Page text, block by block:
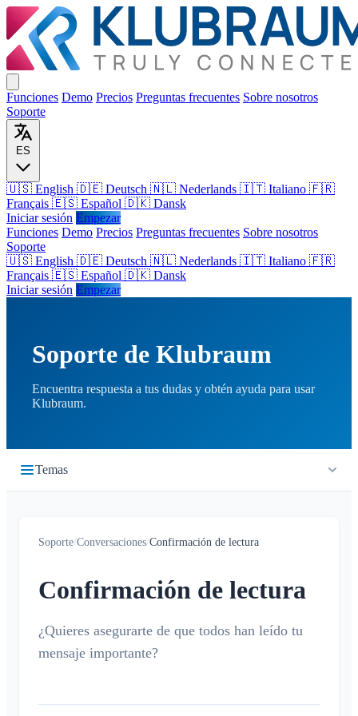
Funciones Demo Precios Preguntas frecuentes Sobre nosotros
Soporte
ES
🇺🇸 English 🇩🇪 Deutsch 🇳🇱 Nederlands 🇮🇹 Italiano 🇫🇷
Français 🇪🇸 Español 🇩🇰 Dansk
Iniciar sesión Empezar
Funciones Demo Precios Preguntas frecuentes Sobre nosotros
Soporte
🇺🇸 English 🇩🇪 Deutsch 🇳🇱 Nederlands 🇮🇹 Italiano 🇫🇷
Français 🇪🇸 Español 🇩🇰 Dansk
Iniciar sesión Empezar
Soporte de Klubraum
Encuentra respuesta a tus dudas y obtén ayuda para usar
Klubraum.
Temas
Unirse a un Klubraum
Nuevo Klubraum
Consejos para usar la app
Niños en Klubraum
¿Qué es la cronología?
Calendario
¿Qué es el calendario?
Crear / cancelar / editar eventos
Viaje compartido
Conversaciones
Soporte/Conversaciones/Confirmación de lectura
Confirmación de lectura
¿Quieres asegurarte de que todos han leído tu
mensaje importante?